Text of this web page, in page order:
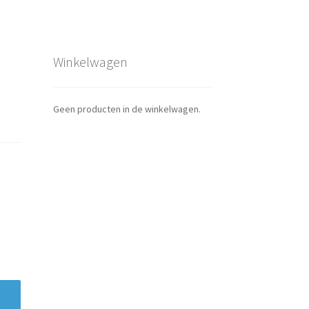
Winkelwagen
Geen producten in de winkelwagen.